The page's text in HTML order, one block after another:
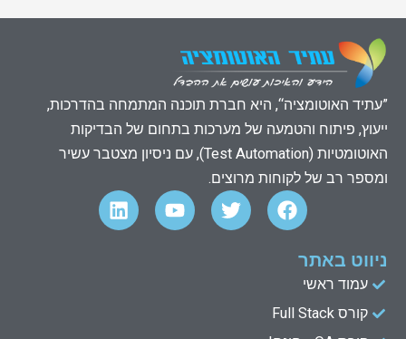
”עתיד האוטומציה“, היא חברת תוכנה המתמחה בהדרכות,
ייעוץ, פיתוח והטמעה של מערכות בתחום של הבדיקות
האוטומטיות (Test Automation), עם ניסיון מצטבר עשיר
ומספר רב של לקוחות מרוצים.
F
a
c
o
T
w
i
Y
o
u
L
i
n
ניווט באתר
עמוד ראשי
קורס Full Stack